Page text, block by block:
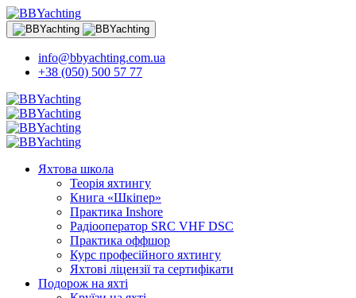
info@bbyachting.com.ua
+38 (050) 500 57 77
Яхтова школа
Теорія яхтингу
Книга «Шкіпер»
Практика Inshore
Радіооператор SRC VHF DSC
Практика оффшор
Курс професійного яхтингу
Яхтові ліцензії та сертифікати
Подорож на яхті